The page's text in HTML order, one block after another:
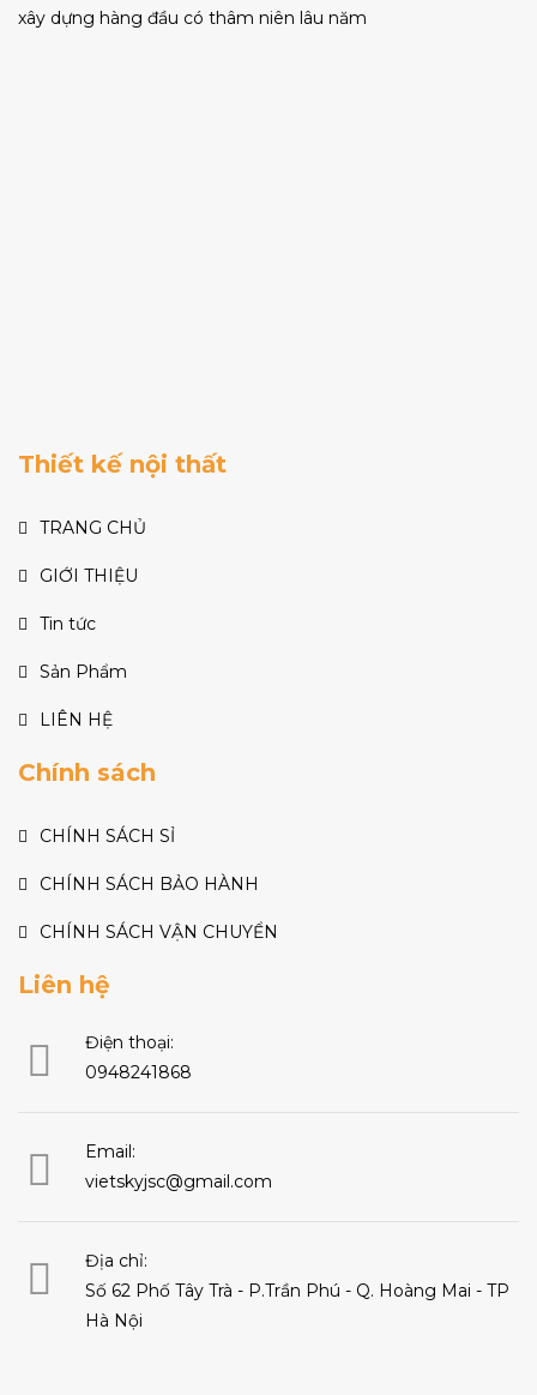
xây dựng hàng đầu có thâm niên lâu năm
Thiết kế nội thất
TRANG CHỦ
GIỚI THIỆU
Tin tức
Sản Phẩm
LIÊN HỆ
Chính sách
CHÍNH SÁCH SỈ
CHÍNH SÁCH BẢO HÀNH
CHÍNH SÁCH VẬN CHUYỂN
Liên hệ
Điện thoại:
0948241868
Email:
vietskyjsc@gmail.com
Địa chỉ:
Số 62 Phố Tây Trà - P.Trần Phú - Q. Hoàng Mai - TP
Hà Nội